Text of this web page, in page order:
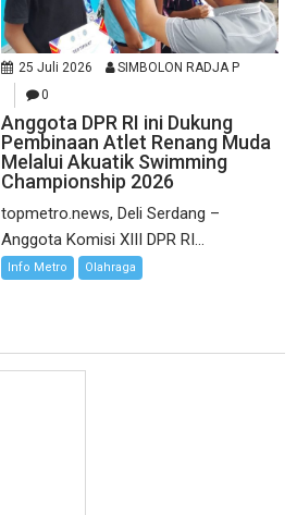
25 Juli 2026
SIMBOLON RADJA P
0
Anggota DPR RI ini Dukung
Pembinaan Atlet Renang Muda
Melalui Akuatik Swimming
Championship 2026
topmetro.news, Deli Serdang –
Anggota Komisi XIII DPR RI...
Info Metro Olahraga